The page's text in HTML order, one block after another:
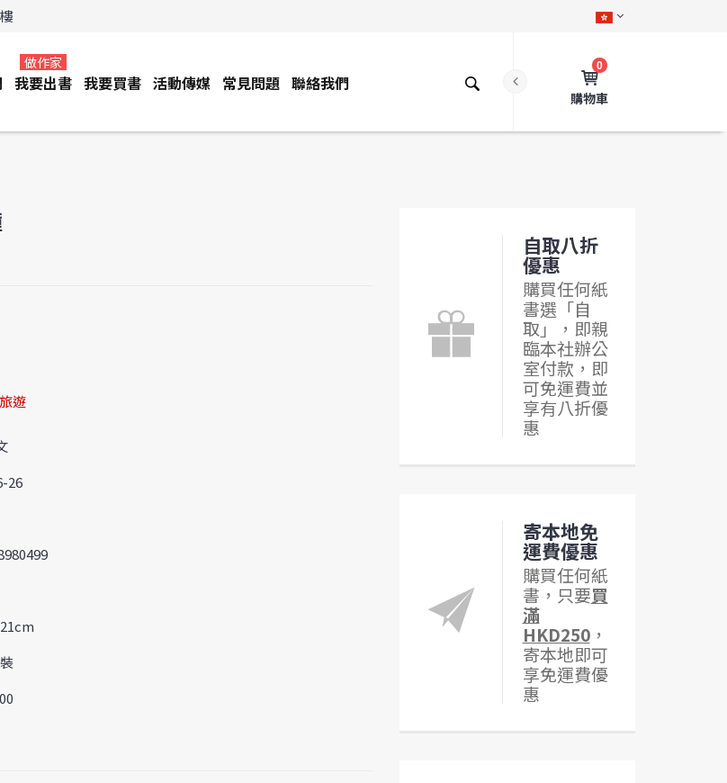
0
購物車
我要出書
做作家
我要買書 活動傳媒 常見問題 聯絡我們
遊
26
自取八折
優惠
購買任何紙
書選「自
取」，即親
臨本社辦公
室付款，即
可免運費並
享有八折優
惠
寄本地免
運費優惠
購買任何紙
書，只要買
滿
HKD250，
寄本地即可
享免運費優
惠